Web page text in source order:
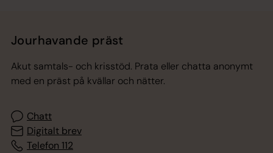
Jourhavande präst
Akut samtals- och krisstöd. Prata eller chatta anonymt
med en präst på kvällar och nätter.
Chatt
Digitalt brev
Telefon 112